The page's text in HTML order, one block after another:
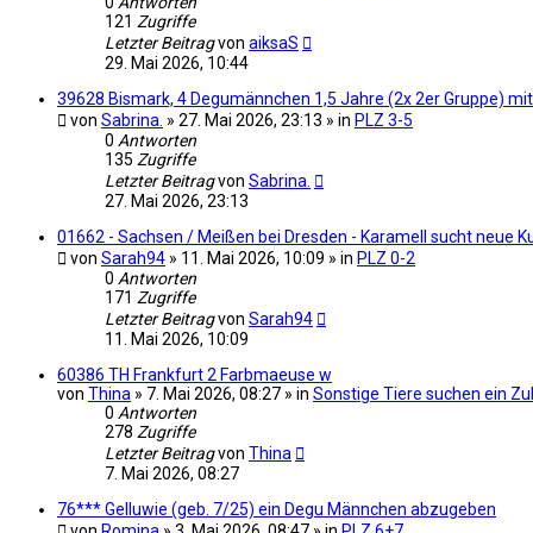
121 Zugriffe
Letzter Beitragvon aiksaS
29. Mai 2026, 10:44
39628 Bismark, 4 Degumännchen 1,5 Jahre (2x 2er Gruppe)
von Sabrina. » 27. Mai 2026, 23:13 » in PLZ 3-5
0 Antworten
135 Zugriffe
Letzter Beitragvon Sabrina.
27. Mai 2026, 23:13
01662 - Sachsen / Meißen bei Dresden - Karamell sucht neue
von Sarah94 » 11. Mai 2026, 10:09 » in PLZ 0-2
0 Antworten
171 Zugriffe
Letzter Beitragvon Sarah94
11. Mai 2026, 10:09
60386 TH Frankfurt 2 Farbmaeuse w
von Thina » 7. Mai 2026, 08:27 » in Sonstige Tiere suchen ein
0 Antworten
278 Zugriffe
Letzter Beitragvon Thina
7. Mai 2026, 08:27
76*** Gelluwie (geb. 7/25) ein Degu Männchen abzugeben